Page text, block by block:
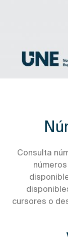
Consulta
cursores o